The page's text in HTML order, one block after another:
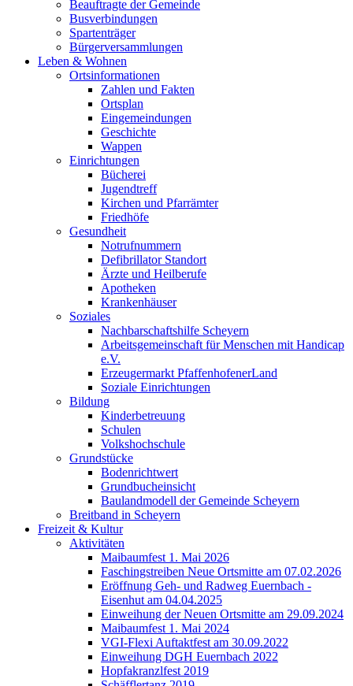
Beauftragte der Gemeinde
Busverbindungen
Spartenträger
Bürgerversammlungen
Leben & Wohnen
Ortsinformationen
Zahlen und Fakten
Ortsplan
Eingemeindungen
Geschichte
Wappen
Einrichtungen
Bücherei
Jugendtreff
Kirchen und Pfarrämter
Friedhöfe
Gesundheit
Notrufnummern
Defibrillator Standort
Ärzte und Heilberufe
Apotheken
Krankenhäuser
Soziales
Nachbarschaftshilfe Scheyern
Arbeitsgemeinschaft für Menschen mit Handicap
e.V.
Erzeugermarkt PfaffenhofenerLand
Soziale Einrichtungen
Bildung
Kinderbetreuung
Schulen
Volkshochschule
Grundstücke
Bodenrichtwert
Grundbucheinsicht
Baulandmodell der Gemeinde Scheyern
Breitband in Scheyern
Freizeit & Kultur
Aktivitäten
Maibaumfest 1. Mai 2026
Faschingstreiben Neue Ortsmitte am 07.02.2026
Eröffnung Geh- und Radweg Euernbach -
Eisenhut am 04.04.2025
Einweihung der Neuen Ortsmitte am 29.09.2024
Maibaumfest 1. Mai 2024
VGI-Flexi Auftaktfest am 30.09.2022
Einweihung DGH Euernbach 2022
Hopfakranzlfest 2019